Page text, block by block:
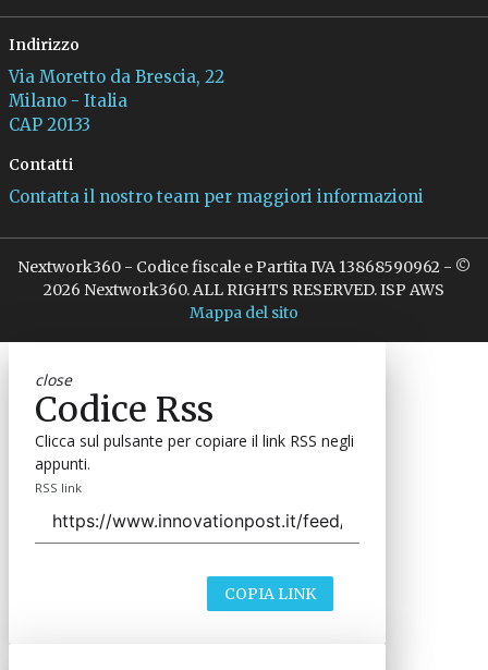
Indirizzo
Via Moretto da Brescia, 22
Milano - Italia
CAP 20133
Contatti
Contatta il nostro team per maggiori informazioni
Nextwork360 - Codice fiscale e Partita IVA 13868590962 - ©
2026 Nextwork360. ALL RIGHTS RESERVED. ISP AWS
Mappa del sito
close
Codice Rss
Clicca sul pulsante per copiare il link RSS negli
appunti.
RSS link
COPIA LINK